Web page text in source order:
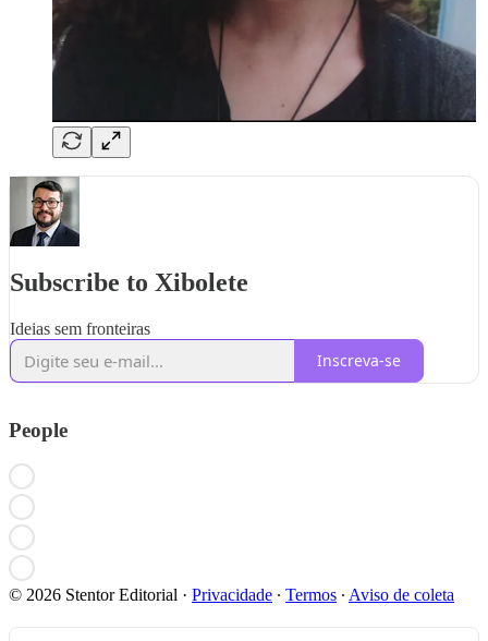
Subscribe to Xibolete
Ideias sem fronteiras
Inscreva-se
People
© 2026 Stentor Editorial · Privacidade ∙ Termos ∙ Aviso de coleta